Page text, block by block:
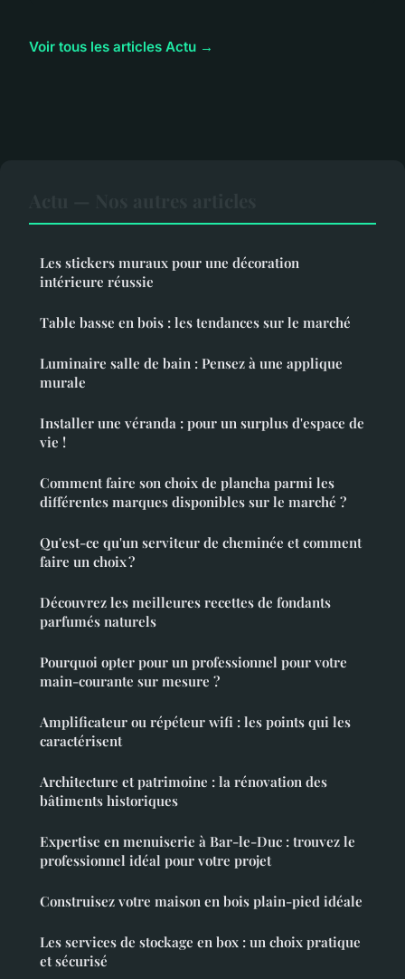
Voir tous les articles Actu →
Les stickers muraux pour une décoration
intérieure réussie
Table basse en bois : les tendances sur le marché
Luminaire salle de bain : Pensez à une applique
murale
Installer une véranda : pour un surplus d'espace de
vie !
Comment faire son choix de plancha parmi les
différentes marques disponibles sur le marché ?
Qu'est-ce qu'un serviteur de cheminée et comment
faire un choix ?
Découvrez les meilleures recettes de fondants
parfumés naturels
Pourquoi opter pour un professionnel pour votre
main-courante sur mesure ?
Amplificateur ou répéteur wifi : les points qui les
caractérisent
Architecture et patrimoine : la rénovation des
bâtiments historiques
Expertise en menuiserie à Bar-le-Duc : trouvez le
professionnel idéal pour votre projet
Construisez votre maison en bois plain-pied idéale
Les services de stockage en box : un choix pratique
et sécurisé